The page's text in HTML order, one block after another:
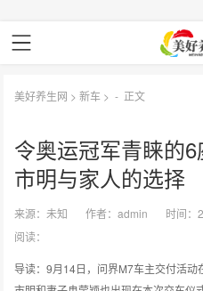
美好养生网 >新车 > - 正文
令奥运冠军青睐的
市明与家人的选择
来源：未知 作者：admin
时间：
阅读：
导读：9月14日，问界M7车主交付活